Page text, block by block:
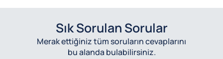
Sık Sorulan Sorular
Merak ettiğiniz tüm soruların cevaplarını
bu alanda bulabilirsiniz.